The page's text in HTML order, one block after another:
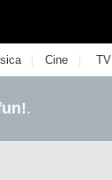
| Cine | TV
.